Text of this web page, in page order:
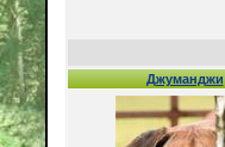
Джуманджи